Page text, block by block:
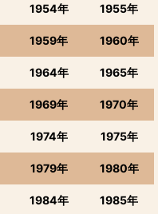
1954年 1955年
1959年 1960年
1964年 1965年
1969年 1970年
1974年 1975年
1979年 1980年
1984年 1985年